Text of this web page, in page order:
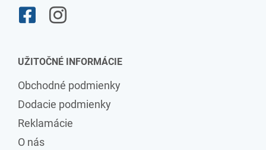
UŽITOČNÉ INFORMÁCIE
Obchodné podmienky
Dodacie podmienky
Reklamácie
O nás